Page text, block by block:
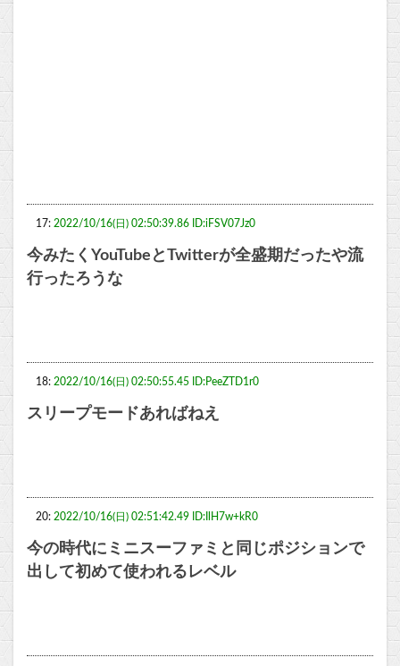
17: 2022/10/16(日) 02:50:39.86 ID:iFSV07Jz0
今みたくYouTubeとTwitterが全盛期だったや流
行ったろうな
18: 2022/10/16(日) 02:50:55.45 ID:PeeZTD1r0
スリープモードあればねえ
20: 2022/10/16(日) 02:51:42.49 ID:IlH7w+kR0
今の時代にミニスーファミと同じポジションで
出して初めて使われるレベル